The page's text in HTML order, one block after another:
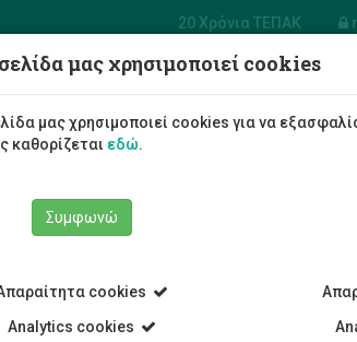
20 Χρόνια ΤΕΠΑΚ
Τουρισμού και
Φοιτητές/τριες
και Επιχειρηματικότητας Τμήμα
μας χρησιμοποιεί cookies
μας χρησιμοποιεί cookies για να
καθορίζεται εδώ.
Συμφωνώ
cookies
Analytics cookies